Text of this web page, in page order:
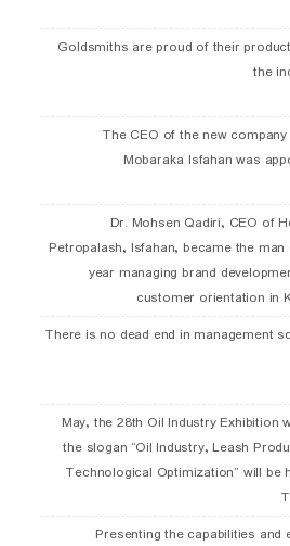
Goldsmiths are proud of their
the
The CEO of the new company
Mobaraka Isfahan was
Dr. Mohsen Qadiri, CEO of
Petropalash, Isfahan, became the
year managing brand
customer orientation in
There is no dead end in management
19 May, the 28th Oil Industry Exhibition
the slogan “Oil Industry, Leash
Technological Optimization” will be
Presenting the capabilities and